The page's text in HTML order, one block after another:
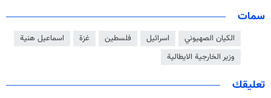
سمات
الكيان الصهيوني اسرائيل فلسطين غزة
اسماعيل هنية
وزير الخارجية الايطالية
تعليقك